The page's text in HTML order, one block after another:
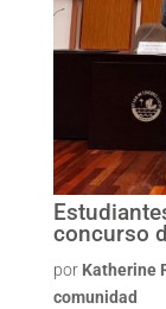
concurso
por Katherine
comunidad